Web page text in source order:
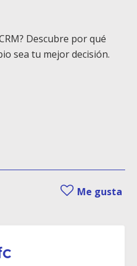
Descubre por qué
sea tu mejor decisión.
Me gusta